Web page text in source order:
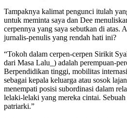
Tampaknya kalimat pengunci itulah
untuk meminta saya dan Dee
cerpennya yang saya sebutkan di atas.
jurnalis-penulis yang rendah hati ini?
“Tokoh dalam cerpen-cerpen Sirikit
dari Masa Lalu_) adalah perempuan-
Berpendidikan tinggi, mobilitas
sebagai kepala keluarga atau sosok
menempati posisi subordinasi dalam
lelaki-lelaki yang mereka cintai.
patriarki.”